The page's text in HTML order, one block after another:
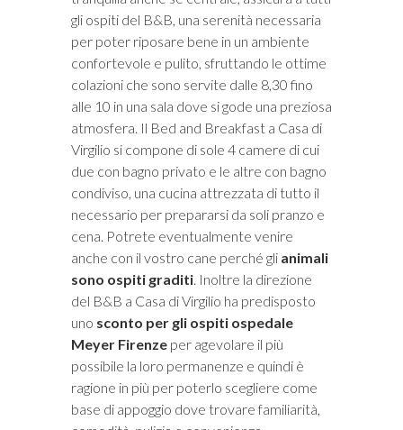
gli ospiti del B&B, una serenità necessaria
per poter riposare bene in un ambiente
confortevole e pulito, sfruttando le ottime
colazioni che sono servite dalle 8,30 fino
alle 10 in una sala dove si gode una preziosa
atmosfera. Il Bed and Breakfast a Casa di
Virgilio si compone di sole 4 camere di cui
due con bagno privato e le altre con bagno
condiviso, una cucina attrezzata di tutto il
necessario per prepararsi da soli pranzo e
cena. Potrete eventualmente venire
anche con il vostro cane perché gli animali
sono ospiti graditi. Inoltre la direzione
del B&B a Casa di Virgilio ha predisposto
uno sconto per gli ospiti ospedale
Meyer Firenze per agevolare il più
possibile la loro permanenze e quindi è
ragione in più per poterlo scegliere come
base di appoggio dove trovare familiarità,